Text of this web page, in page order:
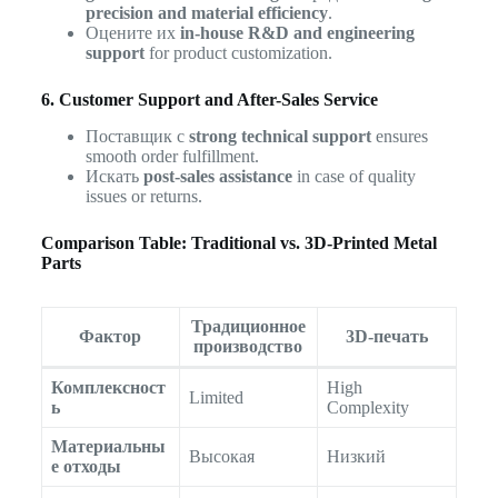
precision and material efficiency.
Оцените их in-house R&D and engineering
supportfor product customization.
6. Customer Support and After-Sales Service
Поставщик с strong technical supportensures
smooth order fulfillment.
Искать post-sales assistancein case of quality
issues or returns.
Comparison Table: Traditional vs. 3D-Printed Metal
Parts
Фактор
Традиционное
производство
3D-печать
Комплексност
ь
Limited
High
Complexity
Материальны
е отходы
Высокая Низкий